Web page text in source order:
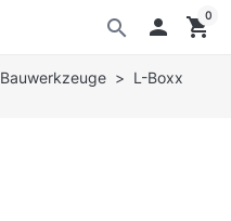
search  shopping_cart
0
Bauwerkzeuge
L-Boxx